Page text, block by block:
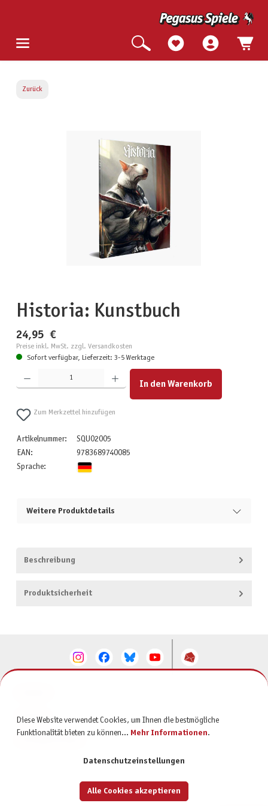
Zurück
Historia: Kunstbuch
24,95 €
Preise inkl. MwSt. zzgl. Versandkosten
Sofort verfügbar, Lieferzeit: 3-5 Werktage
Produkt Anzahl: Gib den gewünschten Wert ein oder benutze die Schaltflächen um die Anzahl zu
In den Warenkorb
Zum Merkzettel hinzufügen
Artikelnummer:
SQU02005
EAN:
9783689740085
Sprache:
Weitere Produktdetails
Beschreibung
Produktsicherheit
SERVICE
Diese Website verwendet Cookies, um Ihnen die bestmögliche
Funktionalität bieten zu können... Mehr Informationen.
Datenschutzeinstellungen
Alle Cookies akzeptieren